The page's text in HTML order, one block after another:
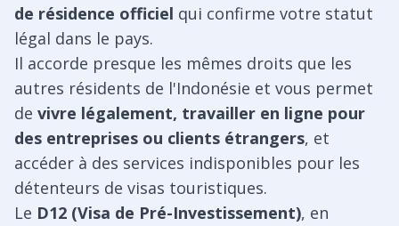
de résidence officiel qui confirme votre statut
légal dans le pays.
Il accorde presque les mêmes droits que les
autres résidents de l'Indonésie et vous permet
de vivre légalement, travailler en ligne pour
des entreprises ou clients étrangers, et
accéder à des services indisponibles pour les
détenteurs de visas touristiques.
Le D12 (Visa de Pré-Investissement), en